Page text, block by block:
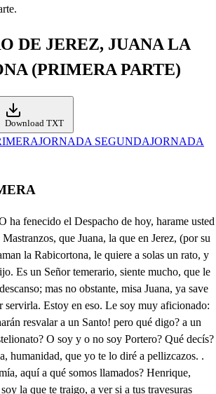
DE JEREZ, JUANA LA
(PRIMERA PARTE)
Download TXT
JORNADA SEGUNDAJORNADA
juzgo; yo soy claro: y aún por eso este lugar me tenéis alborotado. Yo, señor? . Él; le parece, que no lo sé todo el trasto? Señor, por eso venimos, en lo que sucede, a hablaros. Juana, (qué mujer tan linda! . si hechicera la flamaron, lo habrá sido con los ojos, que por Dios que son un pasmo! aunque soy Juez interino, mientras el Rey (dilatados siglos nos le guarde el Cielo prove este Jerezano ilustre Corregimiento, pico un poco en Abogado; sé, que tengo dos oídos, y han de destinarse entrambos, uno, al Fiscal, y otros al Reo: el vuestro es aqueste; al caso. . Señor, yo nací:- Querido, si ahora quieres encajarnos desde tu natal tu informe, no acabarás en un año. El abreviará: ya, Henrique, ves el genio estrafalario de este hombre. Advertido estoy. . Vos veréis, como no os canso: señor, yo he vivido siempre con honor, y con recato; y habiendo nacido pobre, para vivir, he tomado el rumbo de ser Maestro de Guitarra, y enseñando a Damas, y Caballeros el nuevo estilo Italiano de cantar, y de tañer, como puedo; voy ganando mi vida. Es muy justa cosa; y aún yo en eso mismo trato, pues, como buen Juez, me toca poner en solfa unos Autos. Adelante. . Entre otras casas, donde me hacen agasajo, una es la de Margarita vuestra parienta. . Oiga el diablo. Dónde a ella, y a sus criadas doy lección. . Pero gastando con ella muchos gorjeos, con ellas pocos trinados. Yo, señor: . Seo Musiquillo, si andáis tan desalumbrado, que despreciando las notas, no conocéis los espacios, que hay de ella a vos; yo he dispuesto: Qué? . Que os enseñe la mano un Verdugo, y el compás, con que debéis gobernaros: yo os he hecho seguir de noche, yo os he hecho contar los pasos, y yo sé:- Aquí está el pliego ya. Dame. . Hele estado buscando. Quién te habla nada, estantigua. Lo seguro es enmendaros: . no quitaré a mi parienta su diversión; pero os hago esta advertencia: sabed, que a mi sobrino le trato boda con ella. . Ay de mí! Él es un poco atronado, y no lo podré evitar, si un día os rompe los cascos. No me harto de ver la moza! . más paciencia, que un Letrado, en llegando a empuñar vara, ya no puede ser humano. Son los émulos, señor, que tiene mi Henrique tantos, por sus naturales prendas, que eso lo habrán somentado, (largo, para perderle. En leyendo este pliego, que no es amiga Rabicortona, se unirán interrogatio, responsió. , . Habrase visto hombre más extraordinario! No ignora Henrique, señor, que es Margarita un milagro de virtud, y perfección, que es su linaje elevado, oio y que él, por ser hijo mío pierde cuanto granjearon los méritos de su padre; y así: C A buen tiempo ha llegado esta orden. . No discurráis: Nada discurro: a Mastranzos, haz que suban los Ministros, cierra esas puertas, volando. Hola, Corchetes? . Qué es esto, señor? Oh, picaronaza! esto es con nuevos delitos prenderos, para ahorcaros. Pues qué novedad tan presto os vuelve en ira el agrado? Qué he cometido de nuevo, para todo este aparato? Haz que Italia te responda, pues de allá te hacen el cargo. Ay, madre, que soy perdido! Hijo, pues qué es esto? Es tanto, que si me cogen, soy muerto. . Qué dices? Prendedle. Daos a prisión, . Antes mi acero: Henrique, suspende el brazo. Ya yo me perdí, señora, y es fuerza morir matando. En la casa no hay balcones, las puertas ya se cerraron, no hay más medio, que rendirse, no procedas temerario. Señor, piedad. . Juana mía, cuando no logra tu llanto vencerme (ella es una perla!) discurre (terrible asalto!) que remediarlo no puedo, porque es el cuento muy arduo. Que no hay senda? No la encuentro. Qué no hay camino? No le hallo. De que mi hijo: No hables de eso. Se libre? a Es cansarse en vano. Y en qué parará el prenderle? En ponerle en un Cadahalso. Eso no: hasta eso he podido resistirme; pero cuando la vida (ay de mí!) está en riesgo de un hijo, a quien idolatro, cuantas consideraciones debiera hacer, se acabaron: protestoos, que vos tenéis la culpa, de que hoy un daño con otro daño se enmiende; los dos a la Cárcel vamos. Él ha de ir asido. Asido? eso es para los Gitanos, y los ladrones. . Pues cómo:- Seo Corregidor, aspacio, que ya veréis cuán apriesa, gustosos, y voluntarios, él se va por esa ma, y yo por la ovena marcho. Usco Adiós. . Qué miedo! Qué asombro! Estatua viva de mármol he quedado (ay, pobre Juana, que ya has vuelto a tus encantos!) venid conmigo, venid, por si a la calle han pasado, y podemos dar con ellos. No son tan tontos los diablos, que nos los pongan a tiro. Que una vez aficionado a esta moza, sea preciso perseguirla por mi cargo! Mucho me temo, que no soy de piedra, ni de palo: Oh Ministros, libreos Dios de dos ojuelos bellacos! . Ay, Rabicortona mía! no se revuelve mal ajo contigo; y a ser yo Juez, yo os aprisionara a entrambos, al hijo, con las cadenas, ̱ Cy a la madre; con los brazos. No se enmendará jamás, de amaros mi corazón, que culpas de la razón, cada instante crecen más. Qué buen concepto! Clavela, quién te dio ese cuatro? Henrique. No hay copla en que no publique cierto afán, que le desvela, sin dejarlo penetrar a nadie. . Es un chulo, que es muy modesto, y muy cortés, sabe servir, y callar, que amante que mete bulla, no durará muchos días. Santas tardes, amas mías. . Buena entrada. Qué hay, Farfulla, y tu amo? Mi buen señor salió con su madre Juana, que fueron esta manana a hablar al Corregidor; presto vendrán, que entre tanto me mandó, que yo viniese, y que mi violín trajese, por si mientras llega el canto del Recitado, y la Arieta, ̱ queríáis repasars un Amable. C11101 Alto a danzar Qué siempre has de ser inquiera, y loca. Válganos Dios! Si tu padre gusta de esto, que es tu amante manifiesto, qué perderemos las dos en holgarnos? . Con que quieres un Amable repasar? Sin duda: empieza a rascar, Violín, sartén, o lo que eres) ese perol de madera, pues logras en bailar diestro, ser nuestro Sota Maestro. Ya voy, sota bachillera; pónganse juntas así, supla una por el galán. Mujer con mujer, es pan sin pringue; ya estoy aquí. Ten juicio si es que en ti cabe. Cortesía, medio cupé, mejorarse, y un burré: lindamente; paso grave, contratiempo, una pirveta, En cuerpo, y alma, Rey mío, el Corregidor mi tío Don Blas Melitón de Arrieta, me envía a ver a las dos, que para hacerle visita, diz que tiene Margarita, aún mejor cara, que vos. Señor Don Luis, yo le estimo (no he visto igual majadero en mi vida) tan entero . honor a Don Blas mi primo, que es vuestro padre; y así, no imagino inconveniente, que como amigo, y pariente, ayáis llegado hasta aquí. Qué haces, hija mía? aquella é es Margarita. . Pasar, divirtiéndome en danzar, el tiempo. . Vos sois tan bella; (qué soberana aprensión me ha ocurrido) que danzando, Ycuantas patadas vais dando, pegan en un corazón, que habiéndoos v